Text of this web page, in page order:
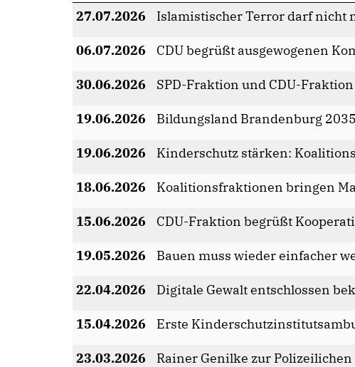
27.07.2026 Islamistischer Terror darf nicht
06.07.2026 CDU begrüßt ausgewogenen
30.06.2026 SPD-Fraktion und CDU-
19.06.2026 Bildungsland Brandenburg 2035
19.06.2026 Kinderschutz stärken:
18.06.2026 Koalitionsfraktionen bringen
15.06.2026 CDU-Fraktion begrüßt
19.05.2026 Bauen muss wieder einfacher
22.04.2026 Digitale Gewalt entschlossen
15.04.2026 Erste
23.03.2026 Rainer Genilke zur